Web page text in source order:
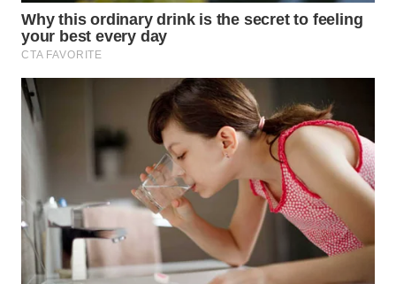
WN
INDRAMAYU
WN
KUNINGAN
WN
SUBANG
WN